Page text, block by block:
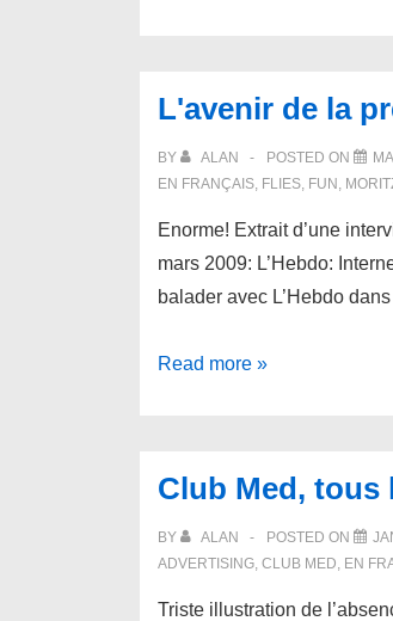
vraiment
si
stupides
L'avenir de la
BY ALAN POSTED ON
EN FRANÇAIS, FLIES, FUN ,
Enorme! Extrait d’une
mars 2009: L’Hebdo:
balader avec L’Hebdo
L'avenir
Ã©crite,
selon
Moritz
Read more »
Club Med,
BY ALAN POSTED ON
ADVERTISING, CLUB MED, EN
Triste illustration de